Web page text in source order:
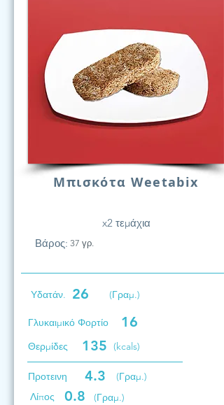
Μπισκότα Weetabix
x2 τεμάχια
Βάρος: 37 γρ.
Υδατάν. 26 (Γραμ.)
Γλυκαιμικό Φορτίο 16
Θερμίδες 135 (kcals)
Προτεινη 4.3
(Γραμ.)
Λίπος
0.8 (Γραμ.)